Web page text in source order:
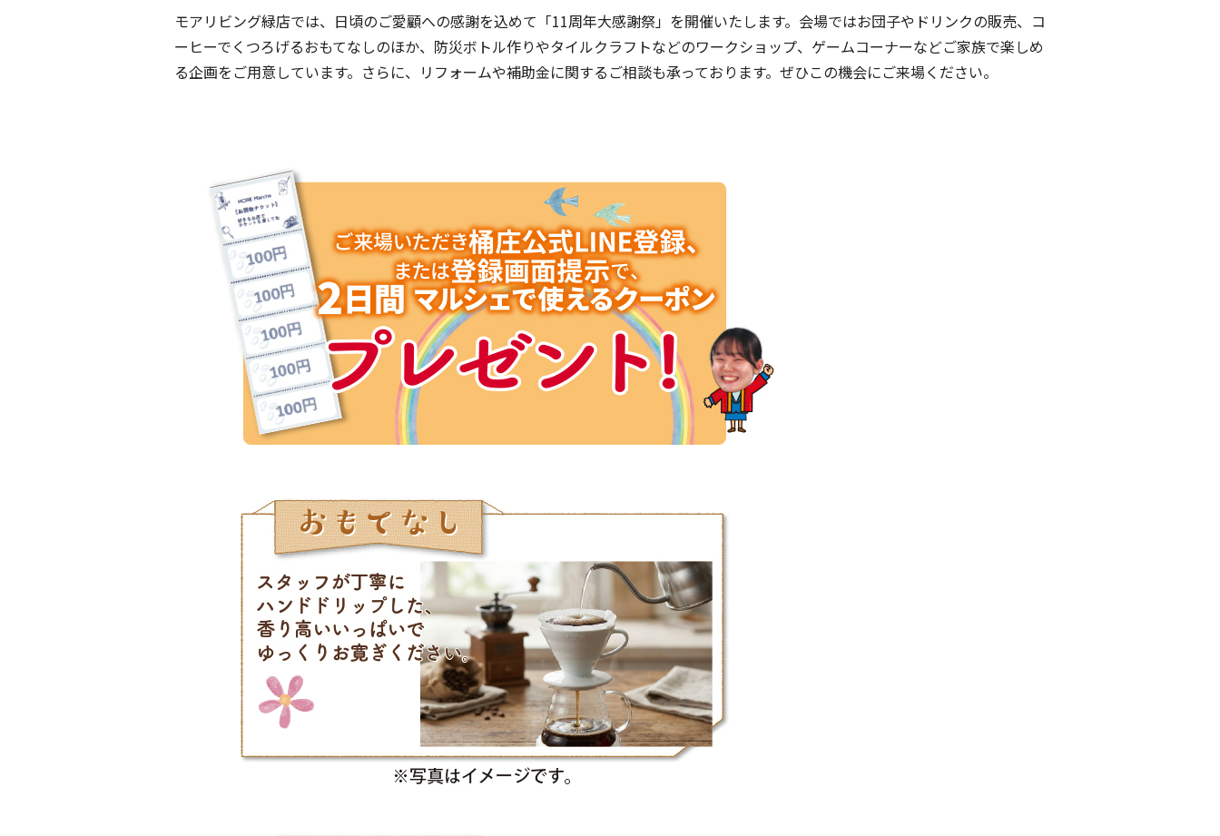
モアリビング緑店では、日頃のご愛顧への感謝を込めて「11周年大感謝祭」を開催いたします。会場ではお団子やドリンクの販売、コ
ーヒーでくつろげるおもてなしのほか、防災ボトル作りやタイルクラフトなどのワークショップ、ゲームコーナーなどご家族で楽しめ
る企画をご用意しています。さらに、リフォームや補助金に関するご相談も承っております。ぜひこの機会にご来場ください。